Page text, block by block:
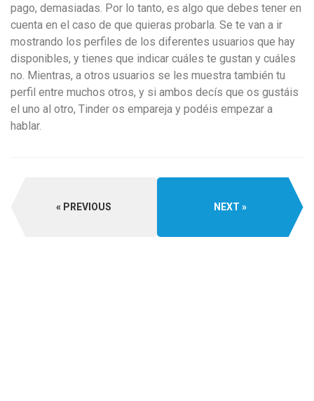
pago, demasiadas. Por lo tanto, es algo que debes tener en
cuenta en el caso de que quieras probarla. Se te van a ir
mostrando los perfiles de los diferentes usuarios que hay
disponibles, y tienes que indicar cuáles te gustan y cuáles
no. Mientras, a otros usuarios se les muestra también tu
perfil entre muchos otros, y si ambos decís que os gustáis
el uno al otro, Tinder os empareja y podéis empezar a
hablar.
PREVIOUS NEXT